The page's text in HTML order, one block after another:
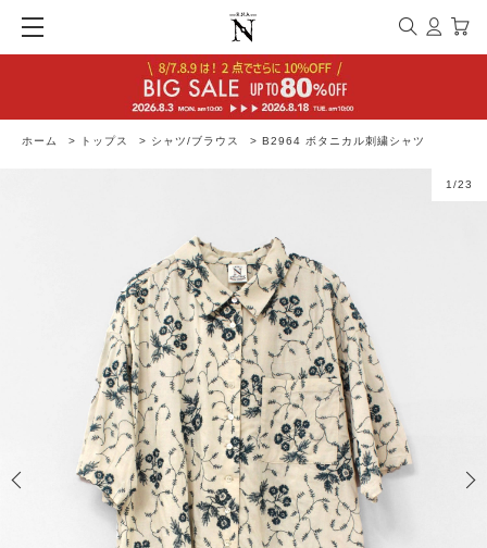
ホーム > トップス > シャツ/ブラウス > B2964 ボタニカル刺繍シャツ
1 /23